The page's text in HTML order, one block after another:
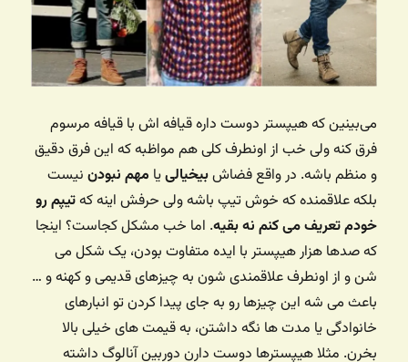
می‌بینین که هیپستر دوست داره قیافه اش با قیافه مرسوم
فرق کنه ولی خب از اونطرف کلی هم مواظبه که این فرق دقیق
و منظم باشه. در واقع فضاشبیخیالییا مهم نبودن نیست
بلکه علاقمنده که خوش تیپ باشه ولی حرفش اینه کهتیپم رو
خودم تعریف می کنم نه بقیه. اما خب مشکل کجاست؟ اینجا
که صدها هزار هیپستر با ایده متفاوت بودن، یک شکل می
شن و از اونطرف علاقمندی شون به چیزهای قدیمی و کهنه و …
باعث می شه این چیزها رو به جای پیدا کردن تو انبارهای
خانوادگی یا مدت ها نگه داشتن، به قیمت های خیلی بالا
بخرن. مثلا هیپسترها دوست دارن دوربین آنالوگ داشته